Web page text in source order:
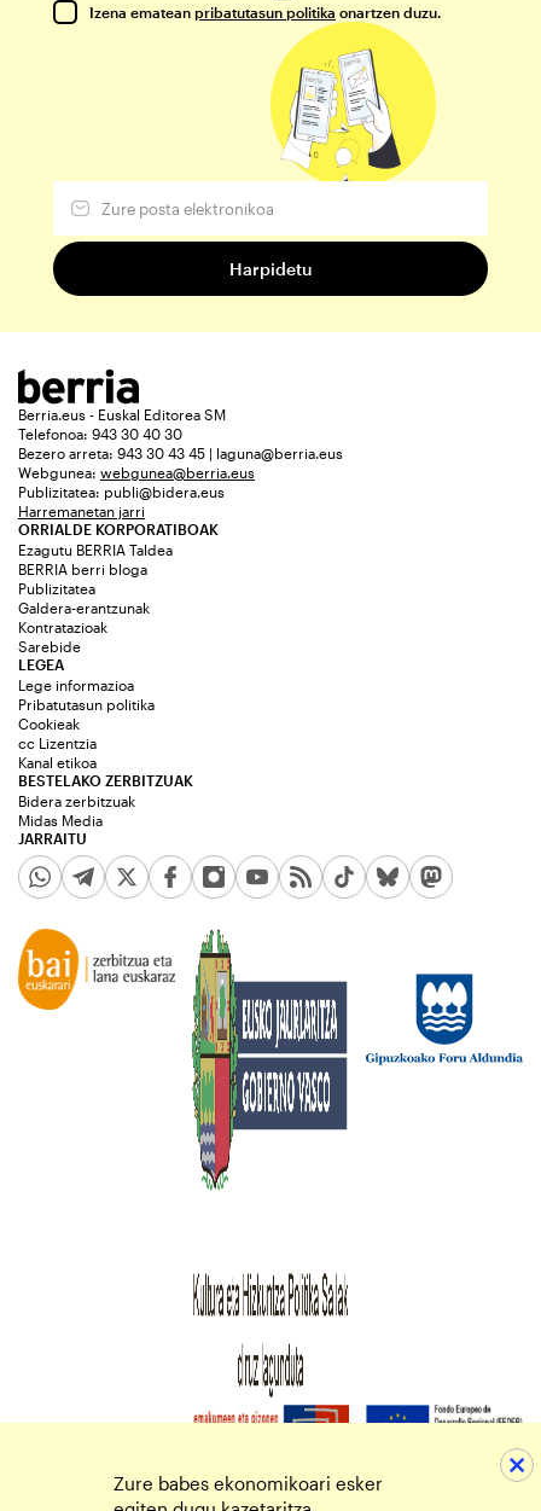
Izena ematean pribatutasun politika onartzen duzu.
Berria.eus - Euskal Editorea SM
Telefonoa: 943 30 40 30
Bezero arreta: 943 30 43 45 | laguna@berria.eus
Webgunea: webgunea@berria.eus
Publizitatea: publi@bidera.eus
Harremanetan jarri
ORRIALDE KORPORATIBOAK
Ezagutu BERRIA Taldea
BERRIA berri bloga
Publizitatea
Galdera-erantzunak
Kontratazioak
Sarebide
JARRAITU
LEGEA
Lege informazioa
Pribatutasun politika
Cookieak
cc Lizentzia
Kanal etikoa
BESTELAKO ZERBITZUAK
Bidera zerbitzuak
Midas Media
Zure babes ekonomikoari esker